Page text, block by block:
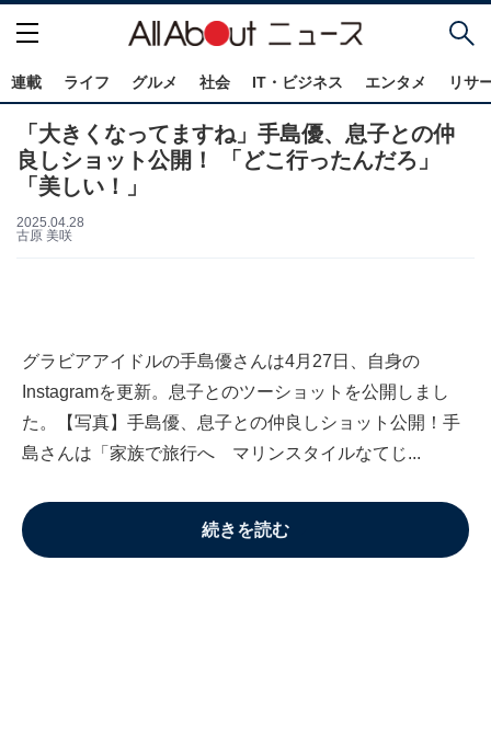
連載 ライフ グルメ 社会 IT・ビジネス エンタメ リサ
「大きくなってますね」手島優、息子との仲
良しショット公開！ 「どこ行ったんだろ」
「美しい！」
2025.04.28
古原 美咲
グラビアアイドルの手島優さんは4月27日、自身の
Instagramを更新。息子とのツーショットを公開しまし
た。【写真】手島優、息子との仲良しショット公開！手
島さんは「家族で旅行へ マリンスタイルなてじ...
続きを読む